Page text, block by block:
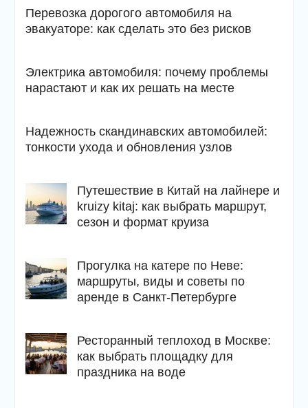
Перевозка дорогого автомобиля на
эвакуаторе: как сделать это без рисков
Электрика автомобиля: почему проблемы
нарастают и как их решать на месте
Надежность скандинавских автомобилей:
тонкости ухода и обновления узлов
Путешествие в Китай на лайнере и
kruizy kitaj: как выбрать маршрут,
сезон и формат круиза
Прогулка на катере по Неве:
маршруты, виды и советы по
аренде в Санкт-Петербурге
Ресторанный теплоход в Москве:
как выбрать площадку для
праздника на воде